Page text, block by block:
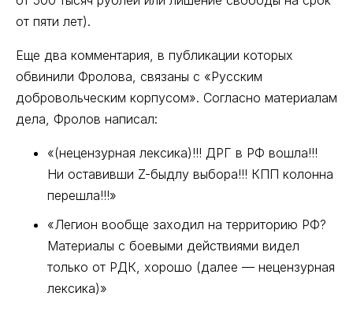
от пяти лет).
Еще два комментария, в публикации которых
обвинили Фролова, связаны с «Русским
добровольческим корпусом». Согласно материалам
дела, Фролов написал:
«(нецензурная лексика)!!! ДРГ в РФ вошла!!!
Ни оставивши Z-быдлу выбора!!! КПП колонна
перешла!!!»
«Легион вообще заходил на территорию РФ?
Материалы с боевыми действиями видел
только от РДК, хорошо (далее — нецензурная
лексика)»